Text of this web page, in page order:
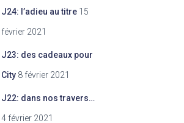
J24: l’adieu au titre 15
février 2021
J23: des cadeaux pour
City 8 février 2021
J22: dans nos travers…
4 février 2021